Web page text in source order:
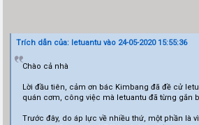
Trích dẫn của: letuantu vào 24-05-2020 15:55:36
Chào cả nhà
Lời đầu tiên, cảm ơn bác Kimbang đã đề cử
quán cơm, công việc mà letuantu đã từng gắn
Trước đây, do áp lực về nhiều thứ, một phần là